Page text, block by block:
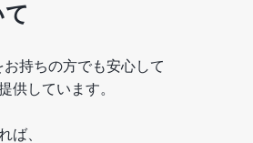
持ちの方でも安心して
供しています。
ば、